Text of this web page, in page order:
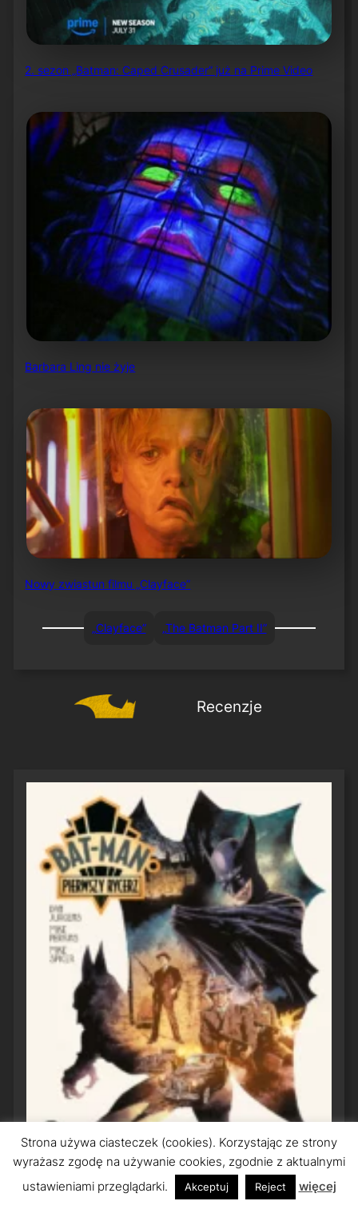
2. sezon „Batman: Caped Crusader” już na Prime Video
Barbara Ling nie żyje
Nowy zwiastun filmu „Clayface”
„Clayface” „The Batman Part II”
Recenzje
Bat-Man: Pierwszy Rycerz
Strona używa ciasteczek (cookies). Korzystając ze strony
wyrażasz zgodę na używanie cookies, zgodnie z aktualnymi
ustawieniami przeglądarki.
Akceptuj Reject więcej